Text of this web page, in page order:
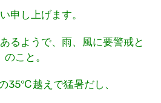
申し上げます。
るようで、雨、風に要警戒と
のこと。
35℃越えで猛暑だし、